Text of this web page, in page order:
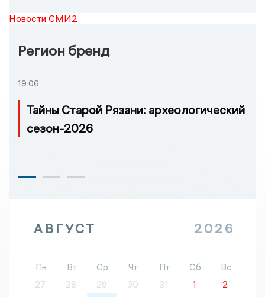
Новости СМИ2
Регион бренд
19:06
Тайны Старой Рязани: археологический
сезон-2026
АВГУСТ 2026
Пн Вт Ср Чт Пт Сб
Вс
27
28 29 30 31 1
2